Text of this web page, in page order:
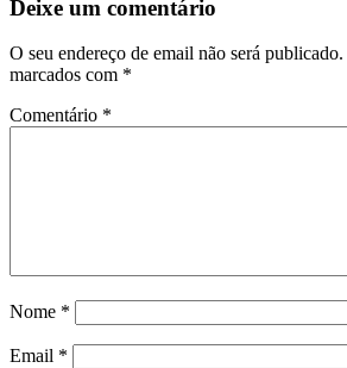
Deixe um comentário
O seu endereço de email não será publicado.
marcados com *
Comentário *
Nome *
Email *